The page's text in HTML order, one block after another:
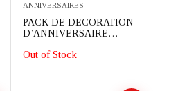
ANNIVERSAIRES
PACK DE DECORATION
D’ANNIVERSAIRE
THEME MINNIE MOUSE
Out of Stock